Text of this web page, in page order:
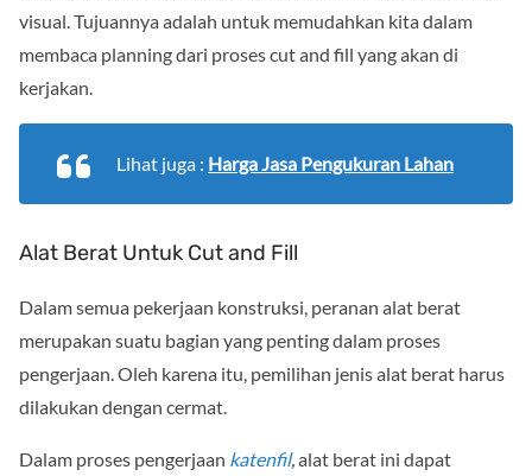
visual. Tujuannya adalah untuk memudahkan kita dalam
membaca planning dari proses cut and fill yang akan di
kerjakan.
Lihat juga : Harga Jasa Pengukuran Lahan
Alat Berat Untuk Cut and Fill
Dalam semua pekerjaan konstruksi, peranan alat berat
merupakan suatu bagian yang penting dalam proses
pengerjaan. Oleh karena itu, pemilihan jenis alat berat harus
dilakukan dengan cermat.
Dalam proses pengerjaan katenfil, alat berat ini dapat